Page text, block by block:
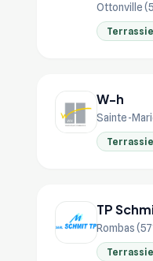
Ottonville
W-h
Sainte-
TP
Rombas